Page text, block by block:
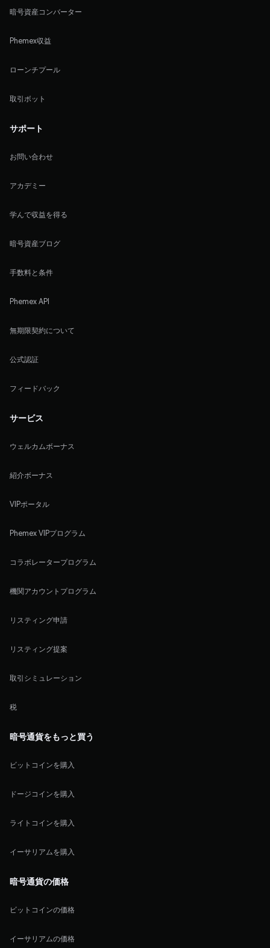
暗号資産コンバーター
Phemex収益
ローンチプール
取引ボット
サポート
お問い合わせ
アカデミー
学んで収益を得る
暗号資産ブログ
手数料と条件
Phemex API
無期限契約について
公式認証
フィードバック
サービス
ウェルカムボーナス
紹介ボーナス
VIPポータル
Phemex VIPプログラム
コラボレータープログラム
機関アカウントプログラム
リスティング申請
リスティング提案
取引シミュレーション
税
暗号通貨をもっと買う
ビットコインを購入
ドージコインを購入
ライトコインを購入
イーサリアムを購入
暗号通貨の価格
ビットコインの価格
イーサリアムの価格